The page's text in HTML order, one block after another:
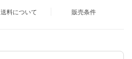
送料について 販売条件